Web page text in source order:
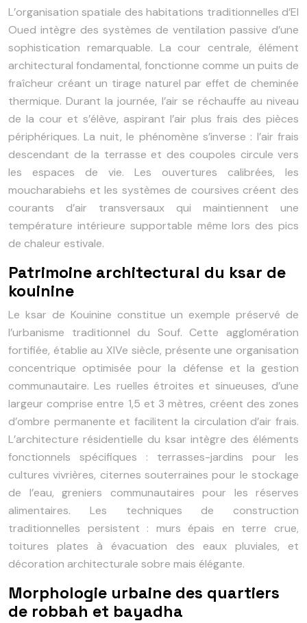
L’organisation spatiale des habitations traditionnelles d’El
Oued intègre des systèmes de ventilation passive d’une
sophistication remarquable. La cour centrale, élément
architectural fondamental, fonctionne comme un puits de
fraîcheur créant un tirage naturel par effet de cheminée
thermique. Durant la journée, l’air se réchauffe au niveau
de la cour et s’élève, aspirant l’air plus frais des pièces
périphériques. La nuit, le phénomène s’inverse : l’air frais
descendant de la terrasse et des coupoles circule vers
les espaces de vie. Les ouvertures calibrées, les
moucharabiehs et les systèmes de coursives créent des
courants d’air transversaux qui maintiennent une
température intérieure supportable même lors des pics
de chaleur estivale.
Patrimoine architectural du ksar de
kouinine
Le ksar de Kouinine constitue un exemple préservé de
l’urbanisme traditionnel du Souf. Cette agglomération
fortifiée, établie au XIVe siècle, présente une organisation
concentrique optimisée pour la défense et la gestion
communautaire. Les ruelles étroites et sinueuses, d’une
largeur comprise entre 1,5 et 3 mètres, créent des zones
d’ombre permanente et facilitent la circulation d’air frais.
L’architecture résidentielle du ksar intègre des éléments
fonctionnels spécifiques : terrasses-jardins pour les
cultures vivrières, citernes souterraines pour le stockage
de l’eau, greniers communautaires pour les réserves
alimentaires. Les techniques de construction
traditionnelles persistent : murs épais en terre crue,
toitures plates à évacuation des eaux pluviales, et
décoration architecturale sobre mais élégante.
Morphologie urbaine des quartiers
de robbah et bayadha